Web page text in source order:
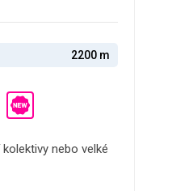
2200 m
nebo velké